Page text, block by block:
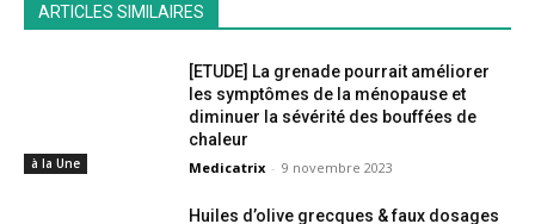
ARTICLES SIMILAIRES
à la Une
[ETUDE] La grenade pourrait améliorer
les symptômes de la ménopause et
diminuer la sévérité des bouffées de
chaleur
Medicatrix - 9 novembre 2023
Huiles d’olive grecques & faux dosages